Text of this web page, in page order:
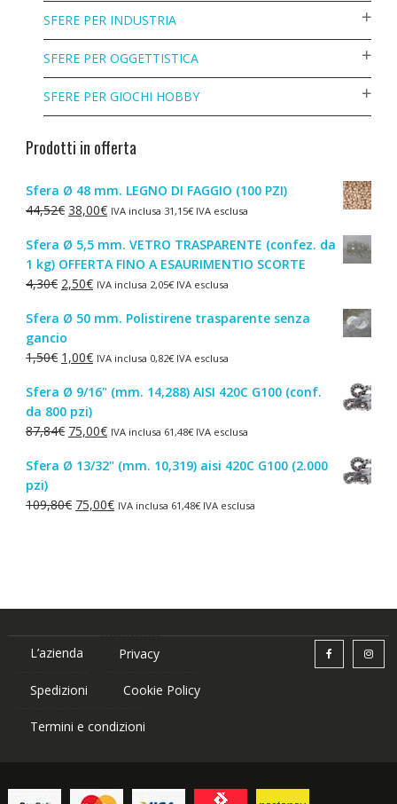
SFERE PER INDUSTRIA
SFERE PER OGGETTISTICA
SFERE PER GIOCHI HOBBY
Prodotti in offerta
Sfera Ø 48 mm. LEGNO DI FAGGIO (100 PZI)
44,52€ Il
originale
era:
44,52€.
38,00€Il
attuale
è:
38,00€.
IVA inclusa 31,15€IVA esclusa
Sfera Ø 5,5 mm. VETRO TRASPARENTE (confez. da
1 kg) OFFERTA FINO A ESAURIMENTIO SCORTE
4,30€ Il
originale
era:
4,30€.
2,50€Il
attuale
2,50€.
IVA inclusa 2,05€IVA esclusa
Sfera Ø 50 mm. Polistirene trasparente senza
gancio
1,50€ Il
originale
era:
1,50€.
1,00€Il
attuale
è:
1,00€.
IVA inclusa 0,82€IVA esclusa
Sfera Ø 9/16" (mm. 14,288) AISI 420C G100 (conf.
da 800 pzi)
87,84€ Il
originale
87,84€.
75,00€Il
attuale
75,00€.
IVA inclusa 61,48€IVA esclusa
Sfera Ø 13/32" (mm. 10,319) aisi 420C G100 (2.000
pzi)
109,80€ Il
75,00€IlIVA inclusa 61,48€IVA esclusa
L’azienda Privacy
Spedizioni Cookie Policy
Termini e condizioni